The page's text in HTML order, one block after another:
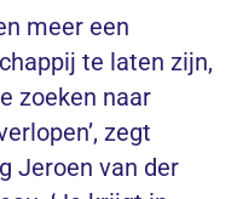
meer een
te laten zijn,
zoeken naar
zegt
Jeroen van der